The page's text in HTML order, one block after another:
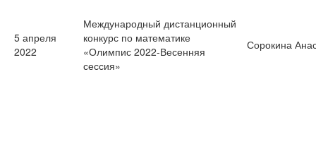
5 апреля
2022
Международный дистанционный
конкурс по математике
«Олимпис 2022-Весенняя
сессия»
Сорокина